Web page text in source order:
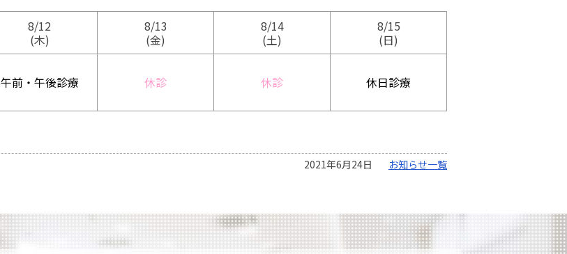
8/12
(木)
8/13
(金)
8/14
(土)
8/15
(日)
午前・午後診療 休診 休診
休日診療
2021年6月24日 お知らせ一覧